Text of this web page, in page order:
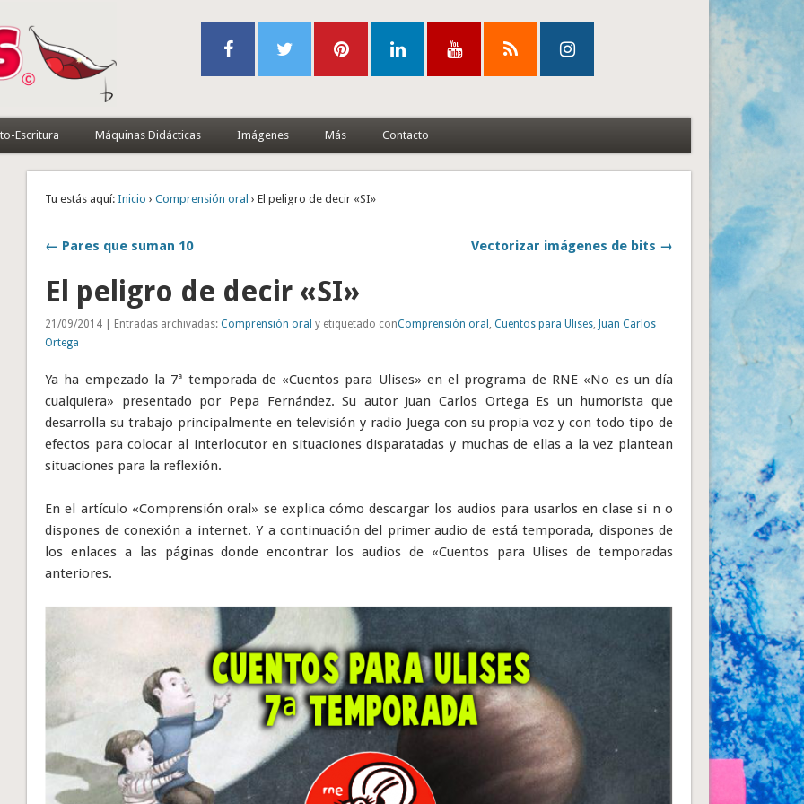
Escritura Máquinas Didácticas Imágenes Más Contacto
Tu estás aquí: Inicio ›Comprensión oral › El peligro de decir «SI»
← Pares que suman 10 Vectorizar imágenes de bits →
El peligro de decir «SI»
21/09/2014 | Entradas archivadas:Comprensión oral y etiquetado conComprensión oral ,Cuentos para Ulises,Juan Carlos
Ortega
Ya ha empezado la 7ª temporada de «Cuentos para Ulises» en el programa de RNE «No es un día
cualquiera» presentado por Pepa Fernández. Su autor Juan Carlos Ortega Es un humorista que
desarrolla su trabajo principalmente en televisión y radio Juega con su propia voz y con todo tipo de
efectos para colocar al interlocutor en situaciones disparatadas y muchas de ellas a la vez plantean
situaciones para la reflexión.
En el artículo «Comprensión oral» se explica cómo descargar los audios para usarlos en clase si n o
dispones de conexión a internet. Y a continuación del primer audio de está temporada, dispones de
los enlaces a las páginas donde encontrar los audios de «Cuentos para Ulises de temporadas
anteriores.